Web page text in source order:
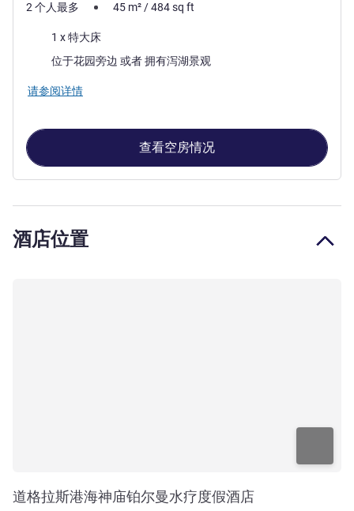
2 个人最多 45 m²/484sq ft
床上用品1 x 特大床
位于花园旁边 或者 拥有泻湖景观
请参阅详情
查看空房情况
酒店位置
道格拉斯港海神庙铂尔曼水疗度假酒店